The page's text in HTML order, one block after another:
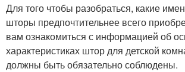
Для того чтобы разобраться, какие
шторы предпочтительнее всего
вам ознакомиться с информацией об
характеристиках штор для детской
должны быть обязательно соблюдены.